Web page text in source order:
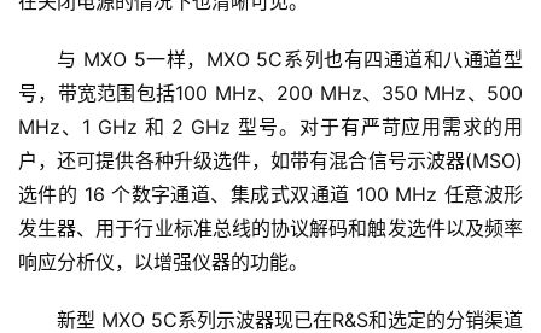
互
联
网
娱
乐
与 MXO 5一样，MXO 5C系列也有四通道和八通道型
号，带宽范围包括100 MHz、200 MHz、350 MHz、500
MHz、1 GHz 和 2 GHz 型号。对于有严苛应用需求的用
户，还可提供各种升级选件，如带有混合信号示波器(MSO)
选件的 16 个数字通道、集成式双通道 100 MHz 任意波形
发生器、用于行业标准总线的协议解码和触发选件以及频率
响应分析仪，以增强仪器的功能。
新型 MXO 5C系列示波器现已在R&S和选定的分销渠道